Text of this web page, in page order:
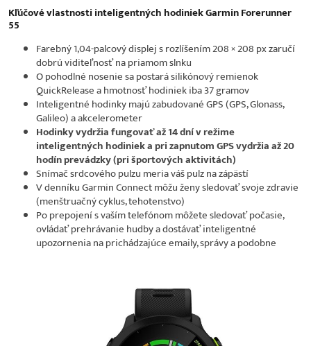
Kľúčové vlastnosti inteligentných hodiniek Garmin Forerunner
55
Farebný 1,04-palcový displej s rozlíšením 208 × 208 px zaručí
dobrú viditeľnosť na priamom slnku
O pohodlné nosenie sa postará silikónový remienok
QuickRelease a hmotnosť hodiniek iba 37 gramov
Inteligentné hodinky majú zabudované GPS (GPS, Glonass,
Galileo) a akcelerometer
Hodinky vydržia fungovať až 14 dní v režime
inteligentných hodiniek a pri zapnutom GPS vydržia až 20
hodín prevádzky (pri športových aktivitách)
Snímač srdcového pulzu meria váš pulz na zápästí
V denníku Garmin Connect môžu ženy sledovať svoje zdravie
(menštruačný cyklus, tehotenstvo)
Po prepojení s vaším telefónom môžete sledovať počasie,
ovládať prehrávanie hudby a dostávať inteligentné
upozornenia na prichádzajúce emaily, správy a podobne